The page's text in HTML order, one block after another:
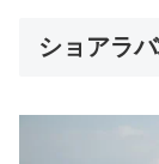
ショアラ